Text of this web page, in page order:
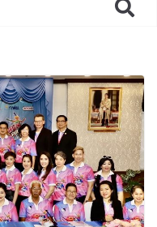
2030
รรมเจรจาธุรกิจ
2026” ยก
สู่ตลาดเชิง
” ศูนย์รวมดอกไม้
งมาลัย และสังฆ
เลือกซื้อมาลัย
นแม่ เปิดให้
ชั่วโมง